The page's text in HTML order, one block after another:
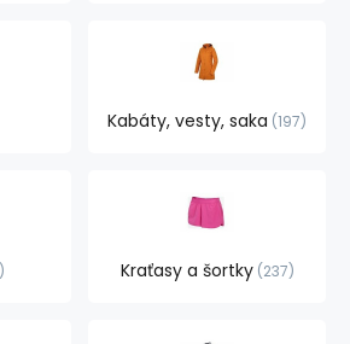
Kabáty, vesty, saka 197
Kraťasy a šortky 237